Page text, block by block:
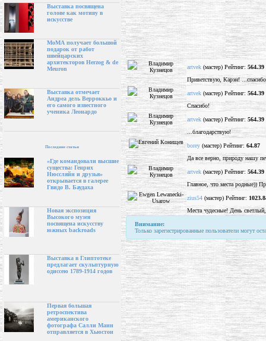
Выставка посвящена
голове как мотиву в
искусстве
МоМА получает большой
подарок от работ
швейцарских
архитекторов Herzog & de
Meuron
Выставка отмечает
Андреа дель Верроккьо и
его самого известного
ученика Леонардо
Последние статьи
«Где командовали высшие
существа: Генрих
Нюссляйн и друзья»
открывается в галерее
Гвидо В. Баудаха
Новая экспозиция
Высокого музея
посвящена искусству
южных backroads
Выставка в Глиптотеке
предлагает скульптурную
одиссею 1789-1914 годов
Первая большая
ретроспектива
американского
фотографа Салли Манн
отправляется в Хьюстон
artvek (мастер) Рейтинг: 564.39
Приветствую, Карэн!
artvek (мастер) Рейтинг: 564.39
Спасибо!
artvek (мастер) Рейтинг: 564.39
...благодарствую!
borey (мастер) Рейтинг: 64.87
Да все верно, природу нашу
artvek (мастер) Рейтинг: 564.39
Главное, что места родные))
zius54 (мастер) Рейтинг:
Места чудесные! День
Внимание:
Только зарегистрированные пользователи могут